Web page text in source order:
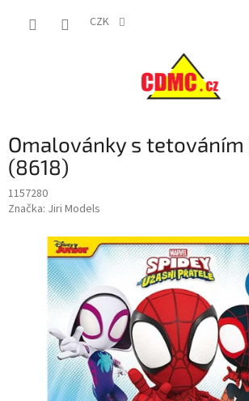
CZK
Omalovánky s tetováním
(8618)
1157280
Značka: Jiri Models